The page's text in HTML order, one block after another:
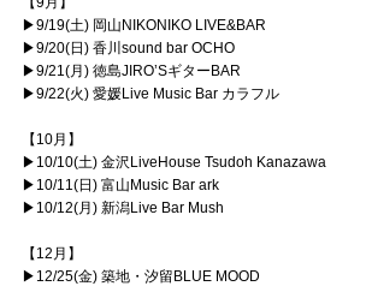
▶9/19(土) 岡山NIKONIKO LIVE&BAR
▶9/20(日) 香川sound bar OCHO
▶9/21(月) 徳島JIRO’SギターBAR
▶9/22(火) 愛媛Live Music Bar カラフル
【10月】
▶10/10(土) 金沢LiveHouse Tsudoh Kanazawa
▶10/11(日) 富山Music Bar ark
▶10/12(月) 新潟Live Bar Mush
【12月】
▶12/25(金) 築地・汐留BLUE MOOD